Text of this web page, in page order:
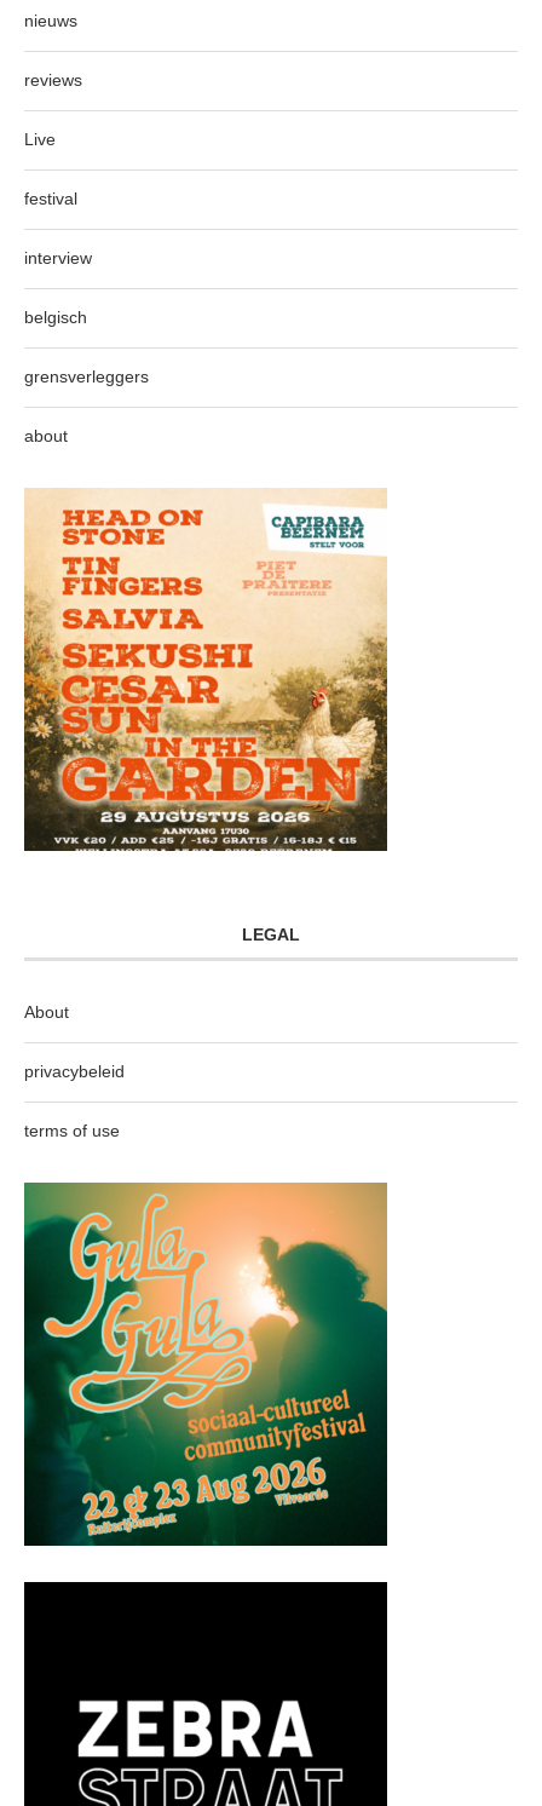
nieuws
reviews
Live
festival
interview
belgisch
grensverleggers
about
LEGAL
About
privacybeleid
terms of use